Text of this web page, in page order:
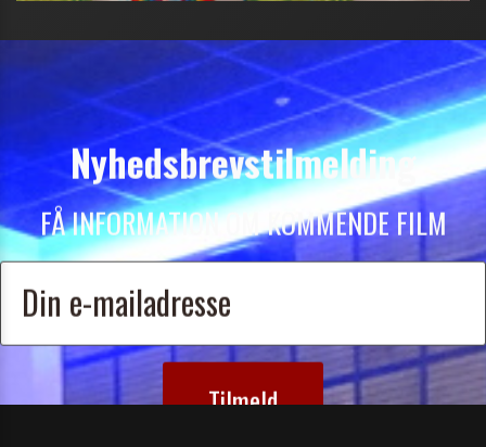
Nyhedsbrevstilmelding
FÅ INFORMATION OM KOMMENDE FILM
Tilmeld